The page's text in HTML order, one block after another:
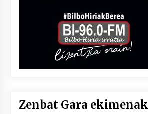
Zenbat Gara ekimenak